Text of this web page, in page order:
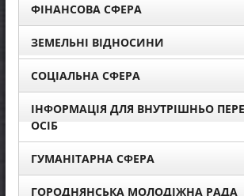
ФІНАНСОВА СФЕРА
ЗЕМЕЛЬНІ ВІДНОСИНИ
СОЦІАЛЬНА СФЕРА
ІНФОРМАЦІЯ ДЛЯ ВНУТРІШНЬО
ОСІБ
ГУМАНІТАРНА СФЕРА
ГОРОДНЯНСЬКА МОЛОДІЖНА РАДА